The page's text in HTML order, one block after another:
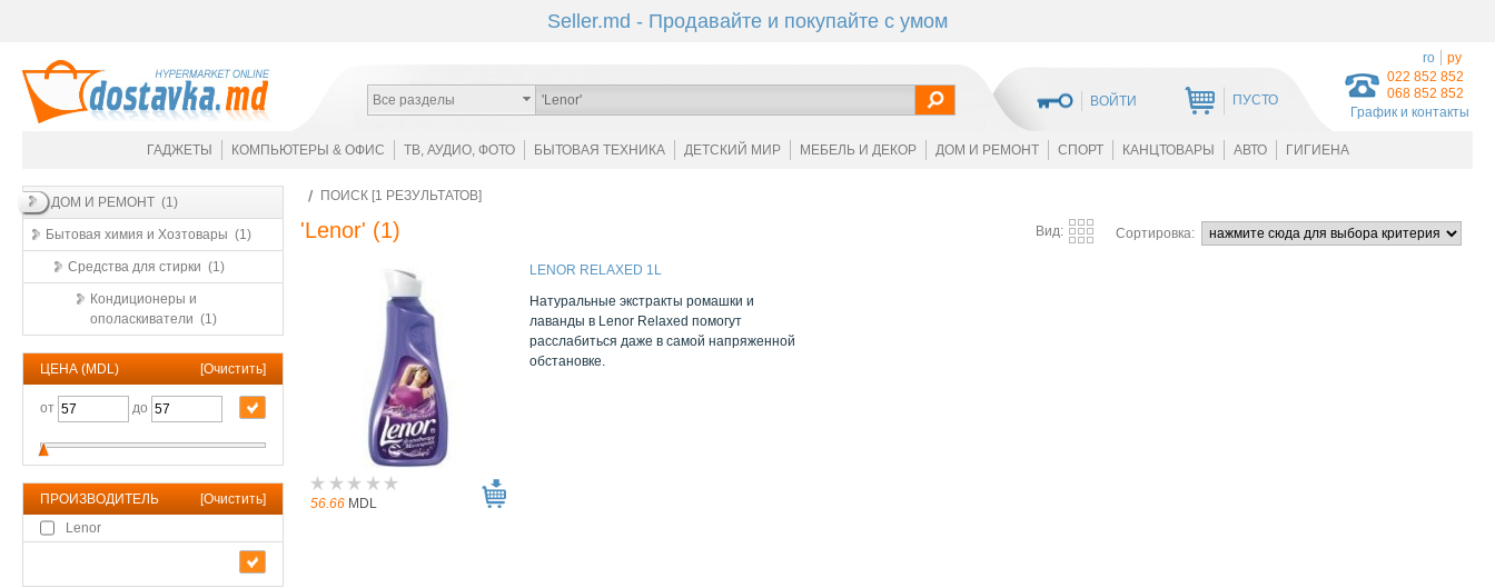
Seller.md - Продавайте и покупайте с умом
022 852 852
068 852 852
График и контакты
Все разделы ВОЙТИ ПУСТО
ro ру
ГАДЖЕТЫ КОМПЬЮТЕРЫ & ОФИС ТВ, АУДИО, ФОТО БЫТОВАЯ ТЕХНИКА ДЕТСКИЙ МИР МЕБЕЛЬ И ДЕКОР ДОМ И РЕМОНТ СПОРТ КАНЦТОВАРЫ АВТО ГИГИЕНА
ДОМ И РЕМОНТ (1)
Бытовая химия и Хозтовары (1)
Средства для стирки (1)
Кондиционеры и
ополаскиватели (1)
ЦЕНА (MDL) [Очистить]
от до
ПРОИЗВОДИТЕЛЬ [Очистить]
Lenor
ПОИСК [1 РЕЗУЛЬТАТОВ]
'Lenor' (1) Вид: Сортировка:
56.66 MDL
LENOR RELAXED 1L
Натуральные экстракты ромашки и
лаванды в Lenor Relaxed помогут
расслабиться даже в самой напряженной
обстановке.